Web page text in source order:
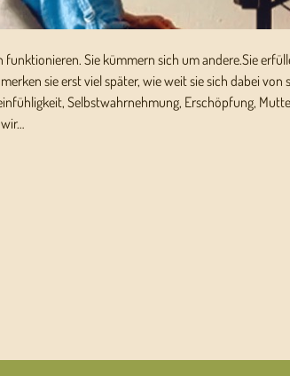
funktionieren. Sie kümmern sich um andere.Sie
sie erst viel später, wie weit sie sich dabei
Selbstwahrnehmung, Erschöpfung,